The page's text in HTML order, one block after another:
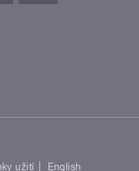
užití English